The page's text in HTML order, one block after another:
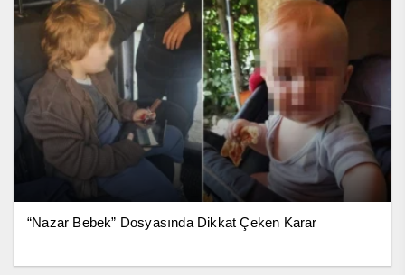
“Nazar Bebek” Dosyasında Dikkat Çeken Karar